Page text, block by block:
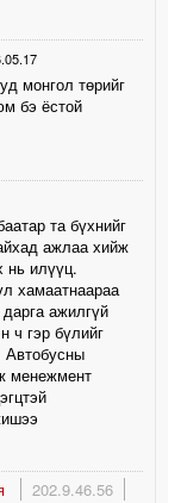
монгол төрийг
бэ ёстой
та бүхнийг
ажлаа хийж
нь илүүц.
хамаатнаараа
ажилгүй
ч гэр бүлийг
Автобусны
менежмент
202.9.46.56